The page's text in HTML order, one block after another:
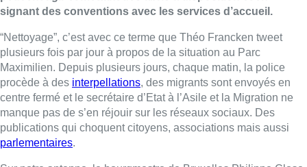
signant des conventions avec les services d’accueil.
“Nettoyage”, c’est avec ce terme que Théo Francken tweet
plusieurs fois par jour à propos de la situation au Parc
Maximilien. Depuis plusieurs jours, chaque matin, la police
procède à des interpellations, des migrants sont envoyés en
centre fermé et le secrétaire d’Etat à l’Asile et la Migration ne
manque pas de s’en réjouir sur les réseaux sociaux. Des
publications qui choquent citoyens, associations mais aussi
parlementaires.